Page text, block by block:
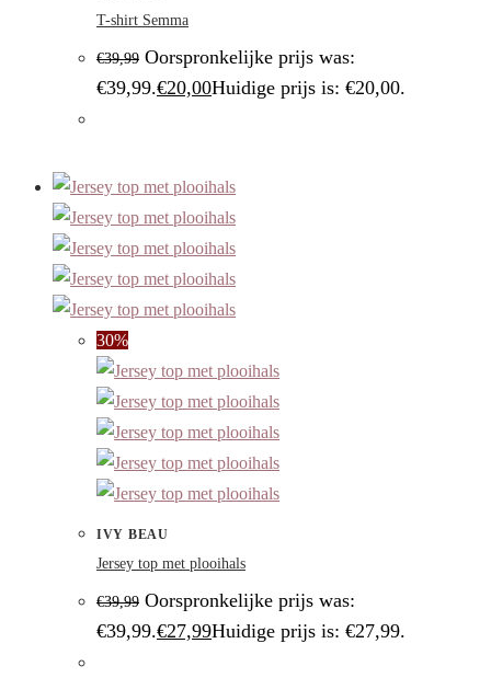
T-shirt Semma
€39,99 Oorspronkelijke prijs was:
€39,99.€20,00Huidige prijs is: €20,00.
30%
IVY BEAU
Jersey top met plooihals
€39,99 Oorspronkelijke prijs was:
€39,99.€27,99Huidige prijs is: €27,99.